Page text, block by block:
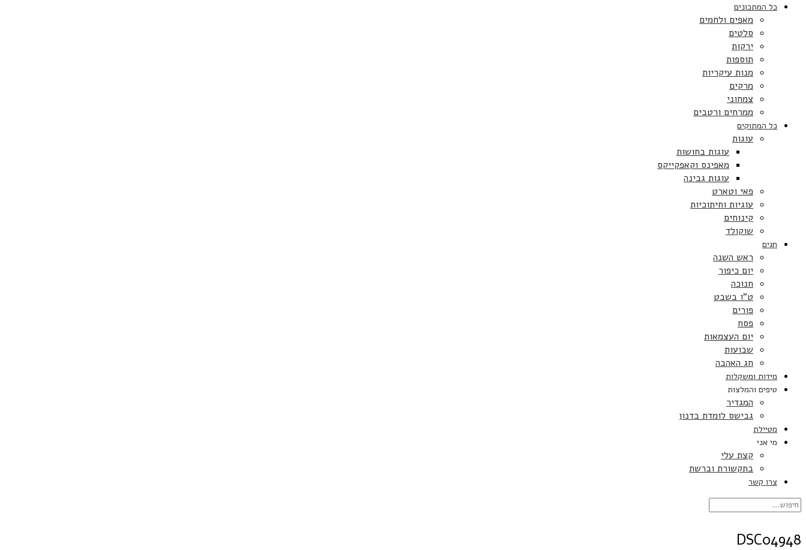
כל המתכונים
מאפים ולחמים
סלטים
ירקות
תוספות
מנות עיקריות
מרקים
צמחוני
ממרחים ורטבים
כל המתוקים
עוגות
עוגות בחושות
מאפינס וקאפקייקס
עוגות גבינה
פאי וטארט
עוגיות וחיתוכיות
קינוחים
שוקולד
חגים
ראש השנה
יום כיפור
חנוכה
ט”ו בשבט
פורים
פסח
יום העצמאות
שבועות
חג האהבה
מידות ומשקלות
טיפים והמלצות
המגדיר
גבישס לומדת בדנון
מטיילת
מי אני
קצת עלי
בתקשורת וברשת
צרו קשר
DSC04948